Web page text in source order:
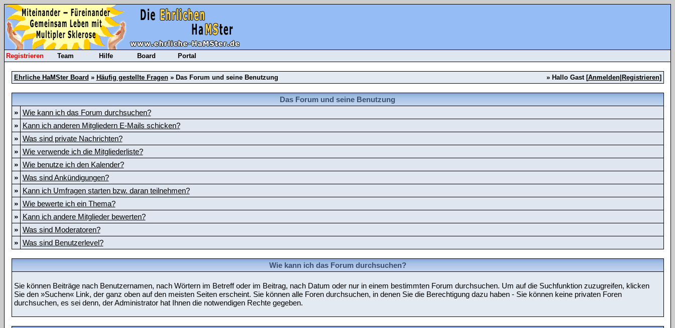
Registrieren Team Hilfe Board Portal
Ehrliche HaMSter Board » Häufig gestellte Fragen» Das Forum und seine Benutzung » Hallo Gast [Anmelden| Registrieren]
Das Forum und seine Benutzung
» Wie kann ich das Forum durchsuchen?
»
Kann ich anderen Mitgliedern E-Mails schicken?
» Was sind private Nachrichten?
» Wie verwende ich die Mitgliederliste?
» Wie benutze ich den Kalender?
» Was sind Ankündigungen?
»
Kann ich Umfragen starten bzw. daran teilnehmen?
» Wie bewerte ich ein Thema?
»
Kann ich andere Mitglieder bewerten?
» Was sind Moderatoren?
» Was sind Benutzerlevel?
Wie kann ich das Forum durchsuchen?
Sie können Beiträge nach Benutzernamen, nach Wörtern im Betreff oder im Beitrag, nach Datum oder nur in einem bestimmten Forum durchsuchen. Um auf die Suchfunktion zuzugreifen, klicken
Sie den »Suchen« Link, der ganz oben auf den meisten Seiten erscheint. Sie können alle Foren durchsuchen, in denen Sie die Berechtigung dazu haben - Sie können keine privaten Foren
durchsuchen, es sei denn, der Administrator hat Ihnen die notwendigen Rechte gegeben.